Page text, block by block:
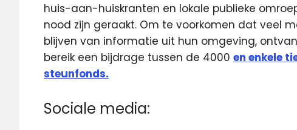
huis-aan-huiskranten en lokale publieke
nood zijn geraakt. Om te voorkomen dat veel
blijven van informatie uit hun omgeving,
bereik een bijdrage tussen de 4000 en enkele
steunfonds.
Sociale media: